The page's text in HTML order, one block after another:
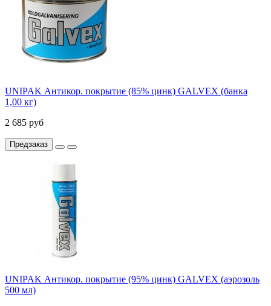
UNIPAK Антикор. покрытие (85% цинк) GALVEX (банка
1,00 кг)
2 685 руб
Предзаказ
UNIPAK Антикор. покрытие (95% цинк) GALVEX (аэрозоль
500 мл)